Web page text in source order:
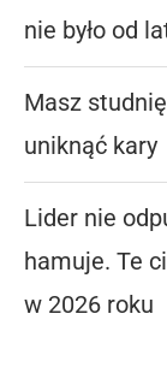
nie było od
Masz
uniknąć kary
Lider nie
hamuje. Te
w 2026 roku